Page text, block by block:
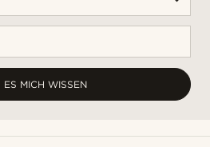
ES MICH WISSEN